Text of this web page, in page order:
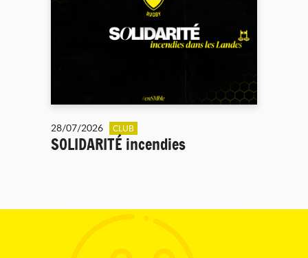
28/07/2026 CLUB
SOLIDARITÉ incendies